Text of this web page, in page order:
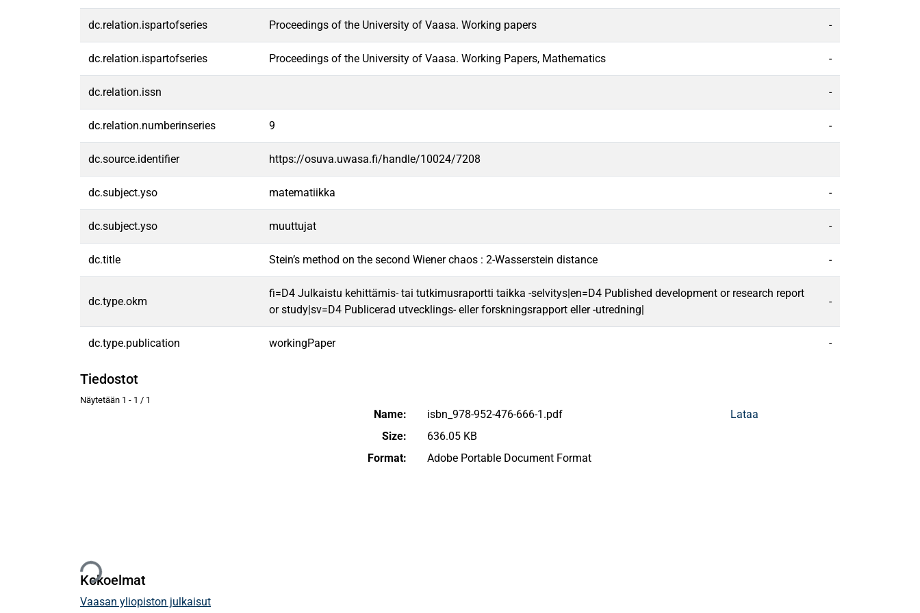
dc.relation.ispartofseries Proceedings of the University of Vaasa. Working papers -
dc.relation.ispartofseries Proceedings of the University of Vaasa. Working Papers, Mathematics -
dc.relation.issn -
dc.relation.numberinseries 9 -
dc.source.identifier https://osuva.uwasa.fi/handle/10024/7208
dc.subject.yso matematiikka -
dc.subject.yso muuttujat -
dc.title Stein’s method on the second Wiener chaos : 2-Wasserstein distance -
dc.type.okm
fi=D4 Julkaistu kehittämis- tai tutkimusraportti taikka -selvitys|en=D4 Published development or research report
or study|sv=D4 Publicerad utvecklings- eller forskningsrapport eller -utredning|
-
dc.type.publication workingPaper -
Tiedostot
Näytetään 1 - 1 / 1
Ladataan...
Name:
isbn_978-952-476-666-1.pdf
Size:
636.05 KB
Format:
Adobe Portable Document Format
Lataa
Kokoelmat
Vaasan yliopiston julkaisut